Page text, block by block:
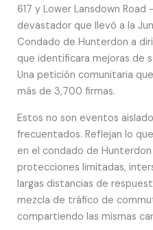
617 y Lower Lansdown
devastador que llevó a la
Condado de Hunterdon a
que identificara mejoras de
Una petición comunitaria
más de 3,700 firmas.
Estos no son eventos
frecuentados. Reflejan lo
en el condado de
protecciones limitadas,
largas distancias de
mezcla de tráfico de
compartiendo las mismas